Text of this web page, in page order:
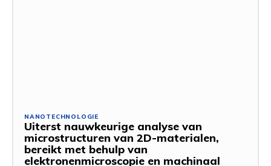
NANOTECHNOLOGIE
Uiterst nauwkeurige analyse van
microstructuren van 2D-materialen,
bereikt met behulp van
elektronenmicroscopie en machinaal